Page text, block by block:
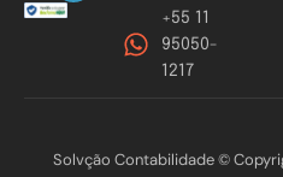
n
a
m
+55 11
95050-
1217
Solvção Contabilidade ©